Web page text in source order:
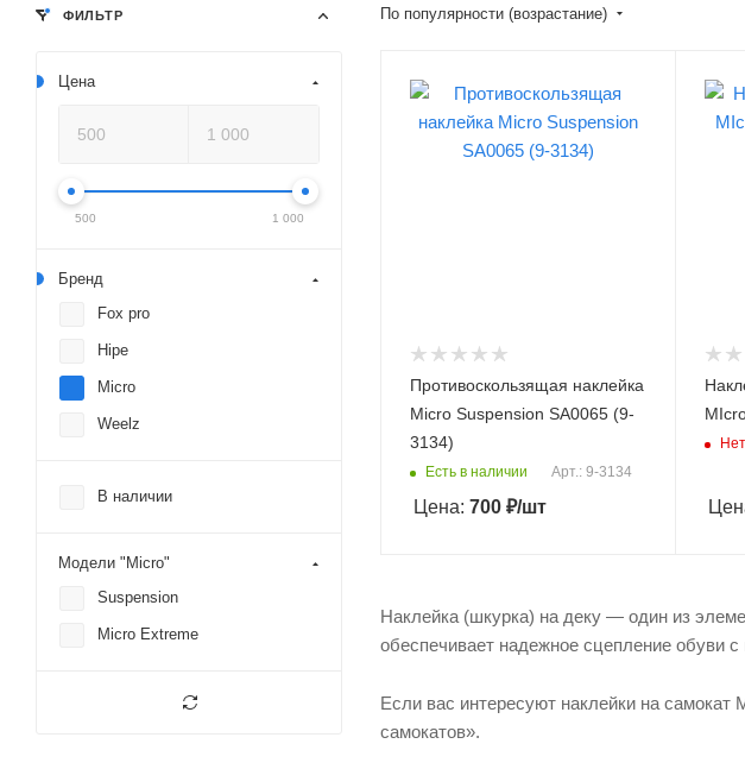
По популярности (возрастание)
Противоскользящая наклейка
Micro Suspension SA0065 (9-
3134)
Есть в наличии Арт.: 9-3134
Цена: 700 ₽/шт
Наклейка (шкурка) на деку — один из
обеспечивает надежное сцепление обуви
Если вас интересуют наклейки на самокат
самокатов».
ФИЛЬТР
Цена
500 1 000
Бренд
Fox pro
Hipe
Micro
Weelz
В наличии
Модели "Micro"
Suspension
Micro Extreme